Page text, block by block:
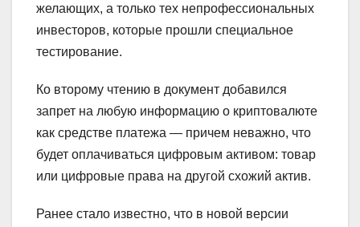
желающих, а только тех непрофессиональных
инвесторов, которые прошли специальное
тестирование.
Ко второму чтению в документ добавился
запрет на любую информацию о криптовалюте
как средстве платежа — причем неважно, что
будет оплачиваться цифровым активом: товар
или цифровые права на другой схожий актив.
Ранее стало известно, что в новой версии